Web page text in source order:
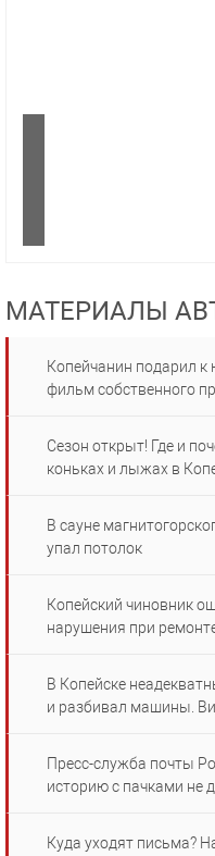
МАТЕРИАЛЫ
Копейчанин подарил
фильм собственного
Сезон открыт! Где и
коньках и лыжах в
В сауне
упал потолок
Копейский чиновник
нарушения при
В Копейске
и разбивал машины.
Пресс-служба почты
историю с пачками не
Куда уходят письма?